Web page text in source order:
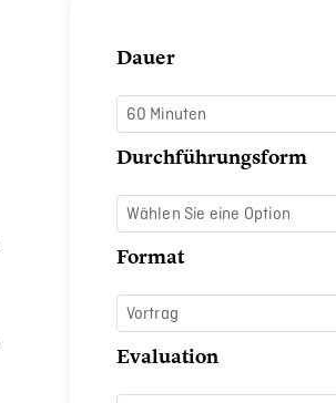
Dauer
Durchführungsform
Format
Evaluation
Mindful
Menge